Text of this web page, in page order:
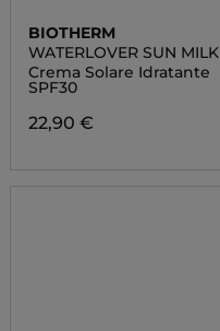
BIOTHERM
WATERLOVER SUN MILK
Crema Solare Idratante
SPF30
22,90 €